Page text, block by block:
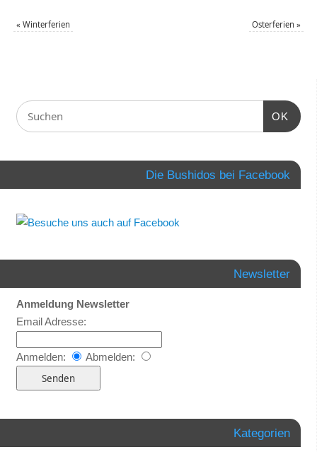
« Winterferien Osterferien»
OK
Die Bushidos bei Facebook
Newsletter
Anmeldung Newsletter
Email Adresse:
Anmelden: Abmelden:
Kategorien